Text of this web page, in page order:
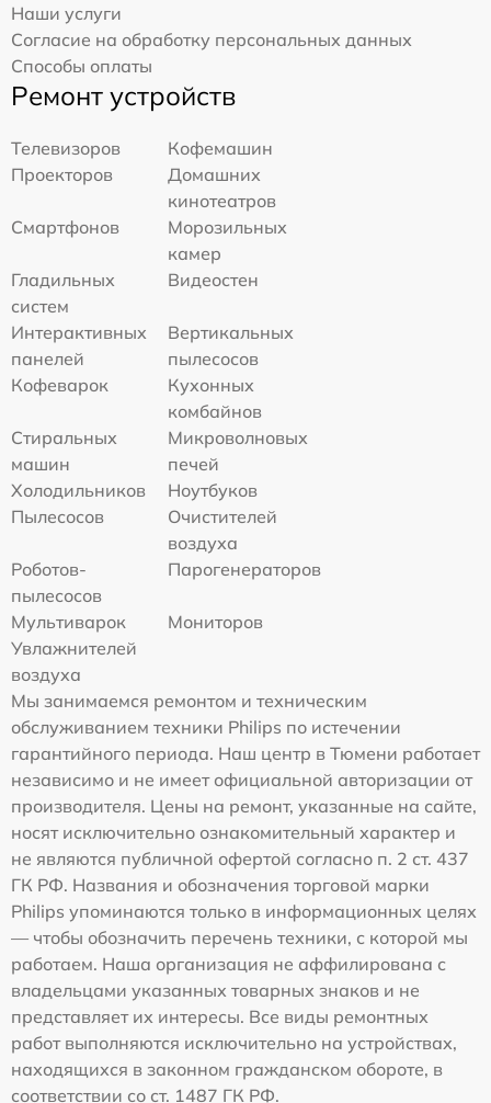
Наши услуги
Согласие на обработку персональных данных
Способы оплаты
Ремонт устройств
Телевизоров
Кофемашин
Проекторов
Домашних
кинотеатров
Смартфонов
Морозильных
камер
Гладильных
систем
Видеостен
Интерактивных
панелей
Вертикальных
пылесосов
Кофеварок
Кухонных
комбайнов
Стиральных
машин
Микроволновых
печей
Холодильников
Ноутбуков
Пылесосов
Очистителей
воздуха
Роботов-
пылесосов
Парогенераторов
Мультиварок
Мониторов
Увлажнителей
воздуха
Мы занимаемся ремонтом и техническим
обслуживанием техники Philips по истечении
гарантийного периода. Наш центр в Тюмени работает
независимо и не имеет официальной авторизации от
производителя. Цены на ремонт, указанные на сайте,
носят исключительно ознакомительный характер и
не являются публичной офертой согласно п. 2 ст. 437
ГК РФ. Названия и обозначения торговой марки
Philips упоминаются только в информационных целях
— чтобы обозначить перечень техники, с которой мы
работаем. Наша организация не аффилирована с
владельцами указанных товарных знаков и не
представляет их интересы. Все виды ремонтных
работ выполняются исключительно на устройствах,
находящихся в законном гражданском обороте, в
соответствии со ст. 1487 ГК РФ.